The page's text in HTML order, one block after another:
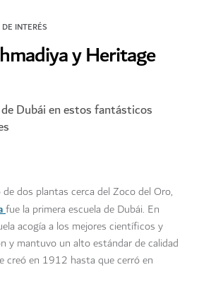
INTERÉS
y Heritage
Dubái en estos fantásticos
dos plantas cerca del Zoco del Oro,
fue la primera escuela de Dubái. En
acogía a los mejores científicos y
y mantuvo un alto estándar de calidad
creó en 1912 hasta que cerró en